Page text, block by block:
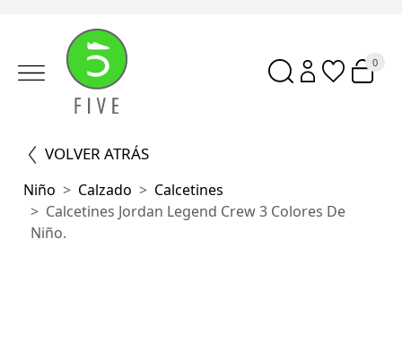
0
VOLVER ATRÁS
Niño Calzado
Calcetines
Calcetines Jordan Legend Crew 3 Colores De
Niño.